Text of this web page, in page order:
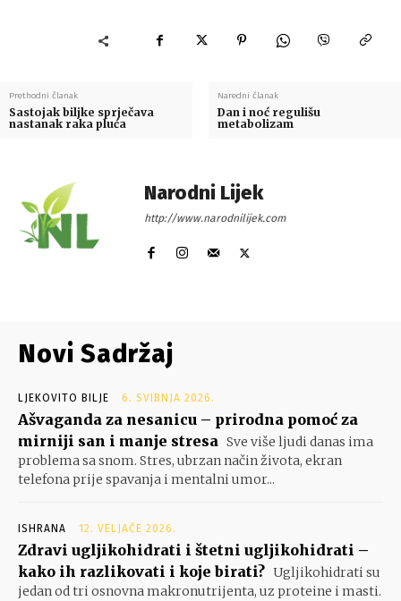
Prethodni članak
Sastojak biljke sprječava
nastanak raka pluća
Naredni članak
Dan i noć regulišu
metabolizam
Narodni Lijek
http://www.narodnilijek.com
Novi Sadržaj
LJEKOVITO BILJE 6. SVIBNJA 2026.
Ašvaganda za nesanicu – prirodna pomoć za
mirniji san i manje stresa Sve više ljudi danas ima
problema sa snom. Stres, ubrzan način života, ekran
telefona prije spavanja i mentalni umor...
ISHRANA 12. VELJAČE 2026.
Zdravi ugljikohidrati i štetni ugljikohidrati –
kako ih razlikovati i koje birati? Ugljikohidrati su
jedan od tri osnovna makronutrijenta, uz proteine i masti.